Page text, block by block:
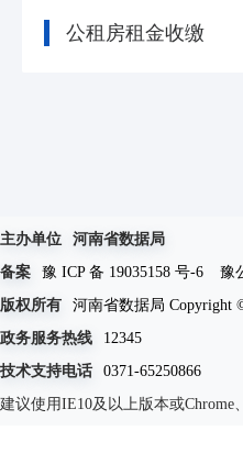
公租房租金收缴
主办单位
河南省数据局
备案
豫 ICP 备 19035158 号-6
豫
版权所有
河南省数据局 Copyright
政务服务热线
12345
技术支持电话
0371-65250866
建议使用IE10及以上版本或